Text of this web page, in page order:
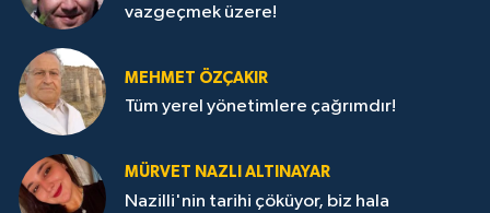
vazgeçmek üzere!
MEHMET ÖZÇAKIR
Tüm yerel yönetimlere çağrımdır!
MÜRVET NAZLI ALTINAYAR
Nazilli'nin tarihi çöküyor, biz hala